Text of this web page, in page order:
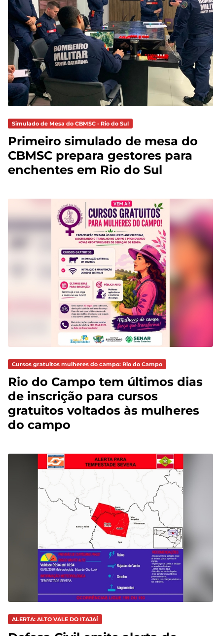
Simulado de Mesa do CBMSC - Rio do Sul
Primeiro simulado de mesa do
CBMSC prepara gestores para
enchentes em Rio do Sul
Cursos gratuitos mulheres do campo: Rio do Campo
Rio do Campo tem últimos dias
de inscrição para cursos
gratuitos voltados às mulheres
do campo
ALERTA: ALTO VALE DO ITAJAÍ